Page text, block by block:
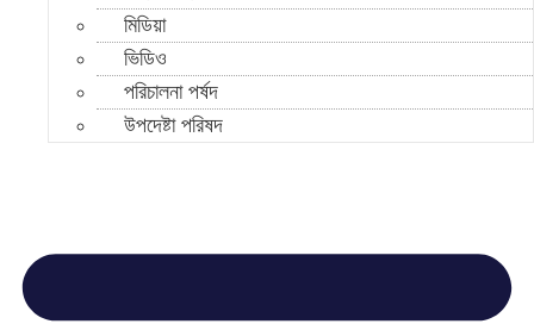
মিডিয়া
ভিডিও
পরিচালনা পর্ষদ
উপদেষ্টা পরিষদ